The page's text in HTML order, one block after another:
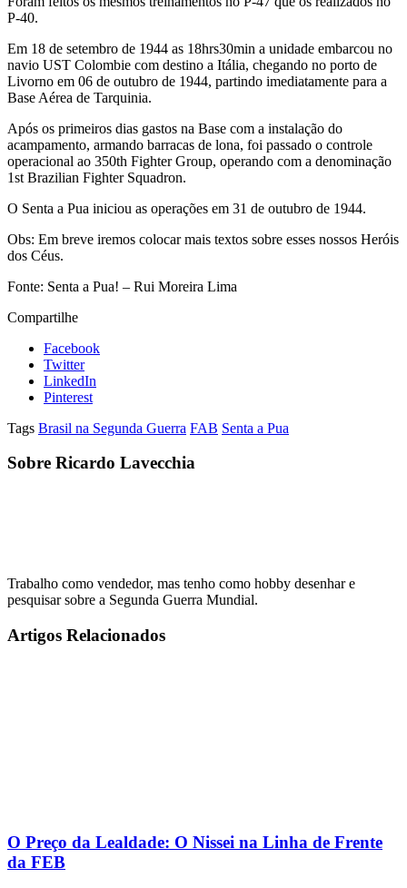
P-40.
Em 18 de setembro de 1944 as 18hrs30min a unidade embarcou no
navio UST Colombie com destino a Itália, chegando no porto de
Livorno em 06 de outubro de 1944, partindo imediatamente para a
Base Aérea de Tarquinia.
Após os primeiros dias gastos na Base com a instalação do
acampamento, armando barracas de lona, foi passado o controle
operacional ao 350th Fighter Group, operando com a denominação
1st Brazilian Fighter Squadron.
O Senta a Pua iniciou as operações em 31 de outubro de 1944.
Obs: Em breve iremos colocar mais textos sobre esses nossos Heróis
dos Céus.
Fonte: Senta a Pua! – Rui Moreira Lima
Compartilhe
Facebook
Twitter
LinkedIn
Pinterest
Tags Brasil na Segunda Guerra FAB Senta a Pua
Sobre Ricardo Lavecchia
Trabalho como vendedor, mas tenho como hobby desenhar e
pesquisar sobre a Segunda Guerra Mundial.
Artigos Relacionados
O Preço da Lealdade: O Nissei na Linha de Frente
da FEB